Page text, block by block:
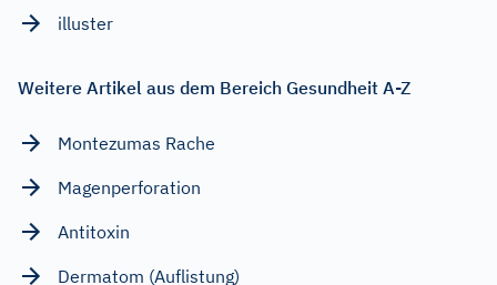
illuster
Weitere Artikel aus dem Bereich Gesundheit A-Z
Montezumas Rache
Magenperforation
Antitoxin
Dermatom (Auflistung)